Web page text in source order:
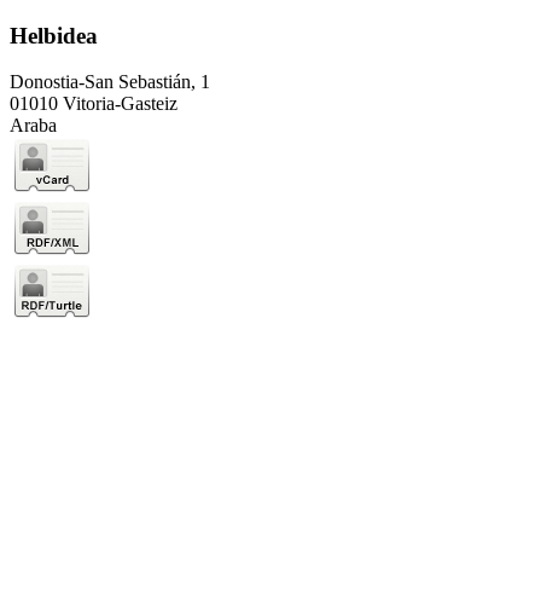
Helbidea
Donostia-San Sebastián, 1
01010 Vitoria-Gasteiz
Araba